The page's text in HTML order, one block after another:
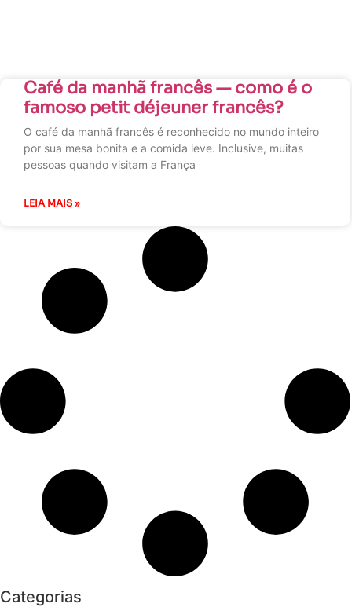
Café da manhã francês — como é o
famoso petit déjeuner francês?
O café da manhã francês é reconhecido no mundo inteiro
por sua mesa bonita e a comida leve. Inclusive, muitas
pessoas quando visitam a França
LEIA MAIS »
Categorias